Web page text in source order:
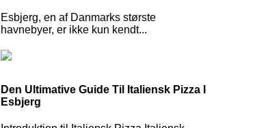
Esbjerg, en af Danmarks største
havnebyer, er ikke kun kendt...
Den Ultimative Guide Til Italiensk Pizza I
Esbjerg